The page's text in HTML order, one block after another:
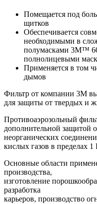
Помещается под
щитков
Обеспечивается
необходимыми в
полумасками 3M™
полнолицевыми
Применяется в том
дымов
Фильтр от компании 3М
для защиты от твердых и
Противоаэрозольный
дополнительной защитой
неорганических
кислых газов в пределах
Основные области
производства,
изготовление
разработка
карьеров, производство